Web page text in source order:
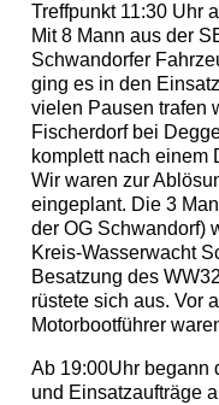
Treffpunkt 11:30 Uhr
Mit 8 Mann aus der
Schwandorfer
ging es in den
vielen Pausen trafen
Fischerdorf bei
komplett nach einem
Wir waren zur
eingeplant. Die 3
der OG Schwandorf)
Kreis-Wasserwacht
Besatzung des
rüstete sich aus. Vor
Motorbootführer
Ab 19:00Uhr begann
und Einsatzaufträge